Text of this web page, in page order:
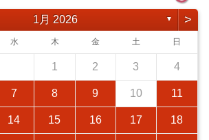
1月 2026 ▼ >
水 木 金 土 日
1 2 3 4
7 8 9 10 11
14 15 16 17 18